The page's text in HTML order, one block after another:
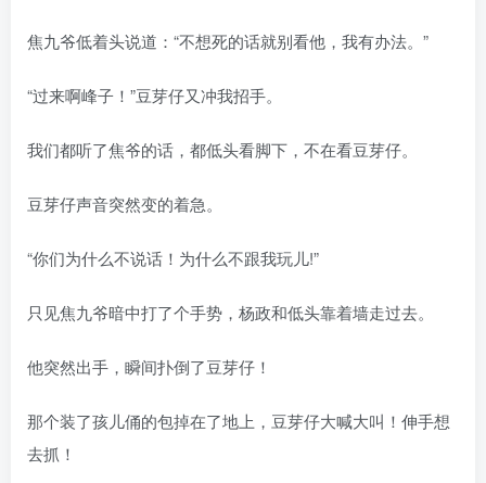
焦九爷低着头说道：“不想死的话就别看他，我有办法。”
“过来啊峰子！”豆芽仔又冲我招手。
我们都听了焦爷的话，都低头看脚下，不在看豆芽仔。
豆芽仔声音突然变的着急。
“你们为什么不说话！为什么不跟我玩儿!”
只见焦九爷暗中打了个手势，杨政和低头靠着墙走过去。
他突然出手，瞬间扑倒了豆芽仔！
那个装了孩儿俑的包掉在了地上，豆芽仔大喊大叫！伸手想
去抓！